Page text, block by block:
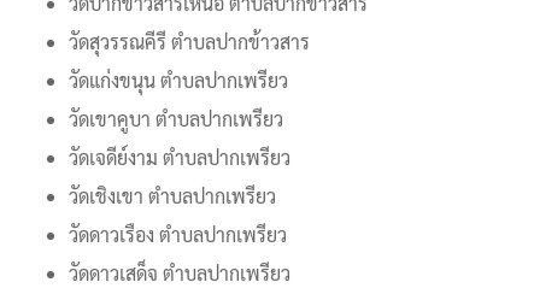
วัดสุวรรณคีรี ตำบลปากข้าวสาร
วัดแก่งขนุน ตำบลปากเพรียว
วัดเขาคูบา ตำบลปากเพรียว
วัดเจดีย์งาม ตำบลปากเพรียว
วัดเชิงเขา ตำบลปากเพรียว
วัดดาวเรือง ตำบลปากเพรียว
วัดดาวเสด็จ ตำบลปากเพรียว